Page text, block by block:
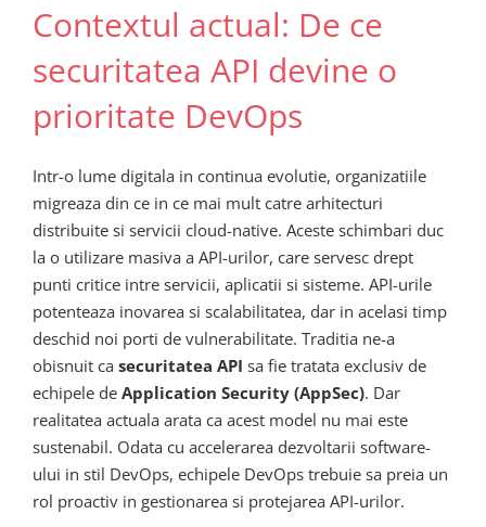
Contextul actual: De ce
securitatea API devine o
prioritate DevOps
Intr-o lume digitala in continua evolutie, organizatiile
migreaza din ce in ce mai mult catre arhitecturi
distribuite si servicii cloud-native. Aceste schimbari duc
la o utilizare masiva a API-urilor, care servesc drept
punti critice intre servicii, aplicatii si sisteme. API-urile
potenteaza inovarea si scalabilitatea, dar in acelasi timp
deschid noi porti de vulnerabilitate. Traditia ne-a
obisnuit ca securitatea API sa fie tratata exclusiv de
echipele de Application Security (AppSec). Dar
realitatea actuala arata ca acest model nu mai este
sustenabil. Odata cu accelerarea dezvoltarii software-
ului in stil DevOps, echipele DevOps trebuie sa preia un
rol proactiv in gestionarea si protejarea API-urilor.